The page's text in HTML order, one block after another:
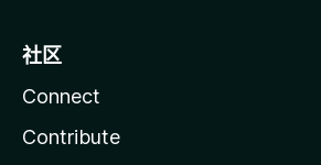
社区
Connect
Contribute